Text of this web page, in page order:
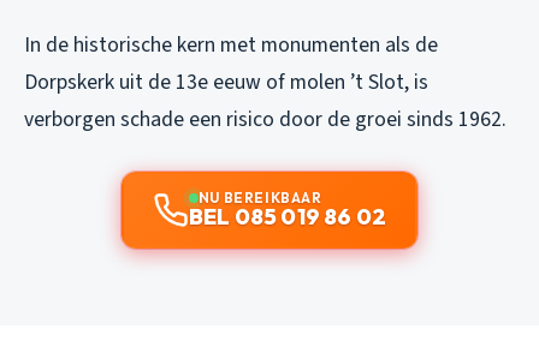
In de historische kern met monumenten als de
Dorpskerk uit de 13e eeuw of molen ’t Slot, is
verborgen schade een risico door de groei sinds 1962.
NU BEREIKBAAR
BEL 085 019 86 02